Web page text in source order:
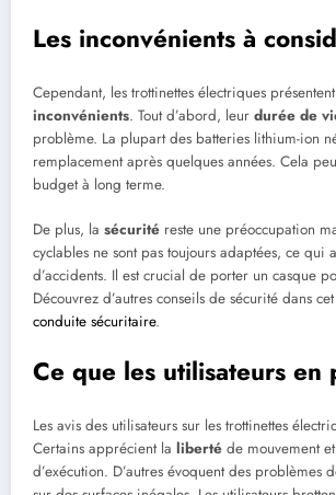
Les inconvénients à
Cependant, les trottinettes électriques
inconvénients. Tout d’abord, leur durée de
problème. La plupart des batteries lithium-ion
remplacement après quelques années. Cela
budget à long terme.
De plus, la sécurité reste une préoccupation
cyclables ne sont pas toujours adaptées, ce qui
d’accidents. Il est crucial de porter un casque
Découvrez d’autres conseils de sécurité dans
conduite sécuritaire.
Ce que les utilisateurs en
Les avis des utilisateurs sur les trottinettes
Certains apprécient la liberté de mouvement
d’exécution. D’autres évoquent des problèmes